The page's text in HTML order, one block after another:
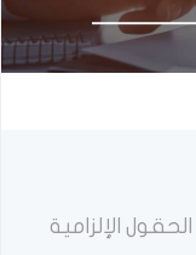
الحقول الإلزامية